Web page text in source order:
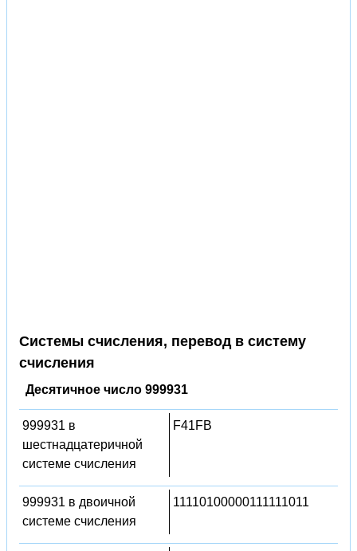
Системы счисления, перевод в систему
счисления
Десятичное число 999931
999931 в
шестнадцатеричной
системе счисления
F41FB
999931 в двоичной
системе счисления
11110100000111111011